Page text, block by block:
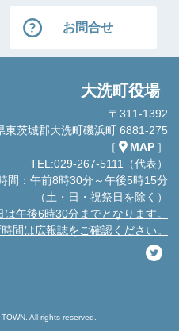
お問合せ
大洗町役場
〒311-1392
東茨城郡大洗町磯浜町 6881-275
［
MAP ］
TEL:029-267-5111（代表）
間：午前8時30分～午後5時15分
（土・日・祝祭日を除く）
午後6時30分までとなります。
間は広報誌をご確認ください。
All rights reserved.